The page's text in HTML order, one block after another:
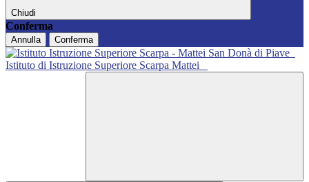
Chiudi
Conferma
Annulla Conferma
Istituto di Istruzione Superiore Scarpa Mattei